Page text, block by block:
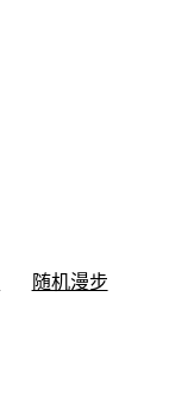
随机漫步